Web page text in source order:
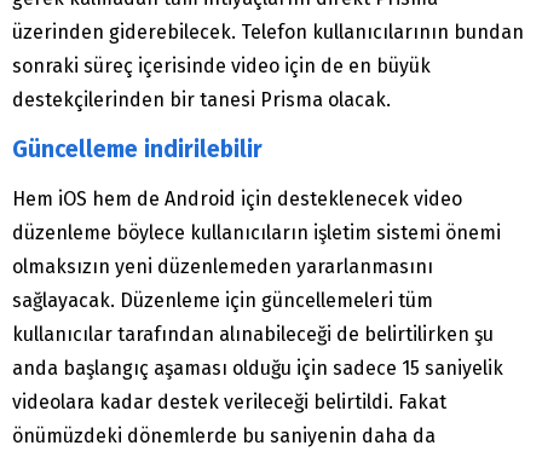
üzerinden giderebilecek. Telefon kullanıcılarının bundan
sonraki süreç içerisinde video için de en büyük
destekçilerinden bir tanesi Prisma olacak.
Güncelleme indirilebilir
Hem iOS hem de Android için desteklenecek video
düzenleme böylece kullanıcıların işletim sistemi önemi
olmaksızın yeni düzenlemeden yararlanmasını
sağlayacak. Düzenleme için güncellemeleri tüm
kullanıcılar tarafından alınabileceği de belirtilirken şu
anda başlangıç aşaması olduğu için sadece 15 saniyelik
videolara kadar destek verileceği belirtildi. Fakat
önümüzdeki dönemlerde bu saniyenin daha da